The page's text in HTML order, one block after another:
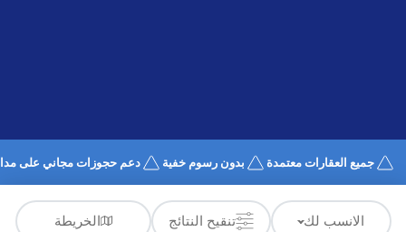
كيف
تعمل؟
الأسئلة
الشائعة
جميع العقارات معتمدة بدون رسوم خفية دعم حجوزات مجاني على مدار
الانسب لك تنقيح النتائج الخريطة